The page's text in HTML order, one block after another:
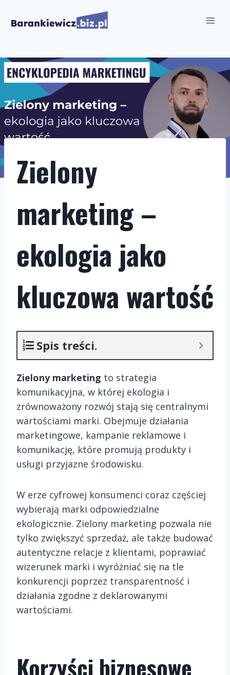
Zielony
marketing –
ekologia jako
kluczowa wartość
Spis treści.
Zielony marketing to strategia
komunikacyjna, w której ekologia i
zrównoważony rozwój stają się centralnymi
wartościami marki. Obejmuje działania
marketingowe, kampanie reklamowe i
komunikację, które promują produkty i
usługi przyjazne środowisku.
W erze cyfrowej konsumenci coraz częściej
wybierają marki odpowiedzialne
ekologicznie. Zielony marketing pozwala nie
tylko zwiększyć sprzedaż, ale także budować
autentyczne relacje z klientami, poprawiać
wizerunek marki i wyróżniać się na tle
konkurencji poprzez transparentność i
działania zgodne z deklarowanymi
wartościami.
Korzyści biznesowe